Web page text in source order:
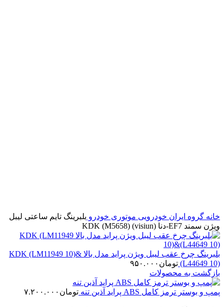
خانه گروه ایران خودرویی موتوری خودرو بلبرینگ تایم ساعتی لیبل
ویژن سمند EF7-دنا KDK (M5658) (visiun)
بلبرینگ چرخ عقب لیبل ویژن پراید مدل بالا KDK (LM11949 10)&
(L44649 10) تومان ۹۵۰.۰۰۰
بازگشت به محصولات
پمپ و بوستر ترمز کامل ABS پراید آذین تنه تومان ۷.۲۰۰.۰۰۰